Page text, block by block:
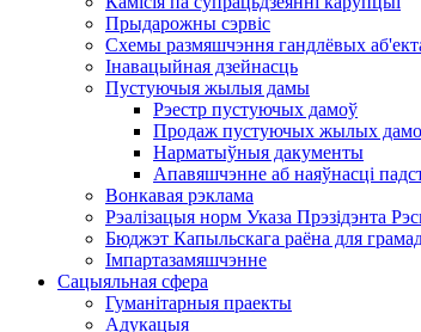
Прыдарожны сэрвіс
Схемы размяшчэння гандлёвых
Інавацыйная дзейнасць
Пустуючыя жылыя дамы
Рэестр пустуючых дамоў
Продаж пустуючых жылых
Нарматыўныя дакументы
Апавяшчэнне аб наяўнасці
Вонкавая рэклама
Рэалізацыя норм Указа Прэзідэнта
Бюджэт Капыльскага раёна для
Імпартазамяшчэнне
Сацыяльная сфера
Гуманітарныя праекты
Адукацыя